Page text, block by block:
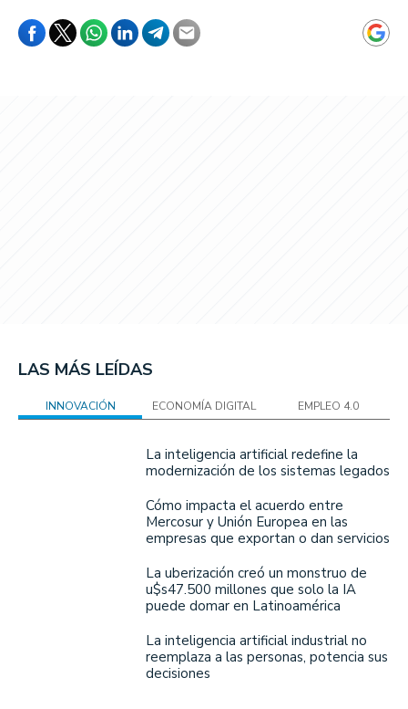
LAS MÁS LEÍDAS
INNOVACIÓN ECONOMÍA DIGITAL EMPLEO 4.0
La inteligencia artificial redefine la
modernización de los sistemas legados
Cómo impacta el acuerdo entre
Mercosur y Unión Europea en las
empresas que exportan o dan servicios
La uberización creó un monstruo de
u$s47.500 millones que solo la IA
puede domar en Latinoamérica
La inteligencia artificial industrial no
reemplaza a las personas, potencia sus
decisiones